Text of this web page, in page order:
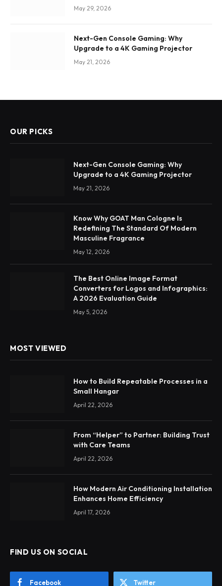
May 29, 2026
Next-Gen Console Gaming: Why
Upgrade to a 4K Gaming Projector
May 21, 2026
OUR PICKS
Next-Gen Console Gaming: Why
Upgrade to a 4K Gaming Projector
May 21, 2026
Know Why GOAT Man Cologne Is
Redefining The Standard Of Modern
Masculine Fragrance
May 12, 2026
The Best Online Image Format
Converters for Logos and Infographics:
A 2026 Evaluation Guide
May 5, 2026
MOST VIEWED
How to Build Repeatable Processes in a
Small Hangar
April 22, 2026
From “Helper” to Partner: Building Trust
with Care Teams
April 22, 2026
How Modern Air Conditioning Installation
Enhances Home Efficiency
April 17, 2026
FIND US ON SOCIAL
Facebook Twitter